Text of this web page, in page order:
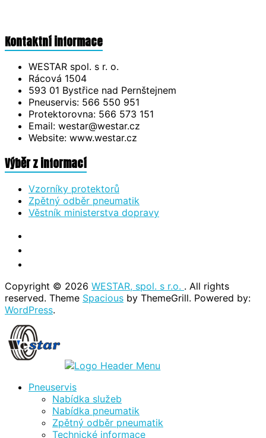
Kontaktní informace
WESTAR spol. s r. o.
Rácová 1504
593 01 Bystřice nad Pernštejnem
Pneuservis: 566 550 951
Protektorovna: 566 573 151
Email: westar@westar.cz
Website: www.westar.cz
Výběr z informací
Vzorníky protektorů
Zpětný odběr pneumatik
Věstník ministerstva dopravy
Copyright © 2026 WESTAR, spol. s r.o. . All rights
reserved. Theme Spacious by ThemeGrill. Powered by:
WordPress.
Pneuservis
Nabídka služeb
Nabídka pneumatik
Zpětný odběr pneumatik
Technické informace